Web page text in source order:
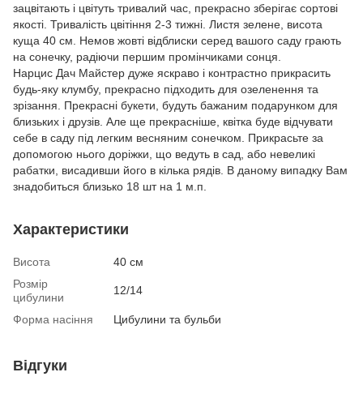
зацвітають і цвітуть тривалий час, прекрасно зберігає сортові
якості. Тривалість цвітіння 2-3 тижні. Листя зелене, висота
куща 40 см. Немов жовті відблиски серед вашого саду грають
на сонечку, радіючи першим промінчиками сонця.
Нарцис Дач Майстер дуже яскраво і контрастно прикрасить
будь-яку клумбу, прекрасно підходить для озеленення та
зрізання. Прекрасні букети, будуть бажаним подарунком для
близьких і друзів. Але ще прекрасніше, квітка буде відчувати
себе в саду під легким весняним сонечком. Прикрасьте за
допомогою нього доріжки, що ведуть в сад, або невеликі
рабатки, висадивши його в кілька рядів. В даному випадку Вам
знадобиться близько 18 шт на 1 м.п.
Характеристики
Висота
40 см
Розмір
цибулини
12/14
Форма насіння Цибулини та бульби
Відгуки